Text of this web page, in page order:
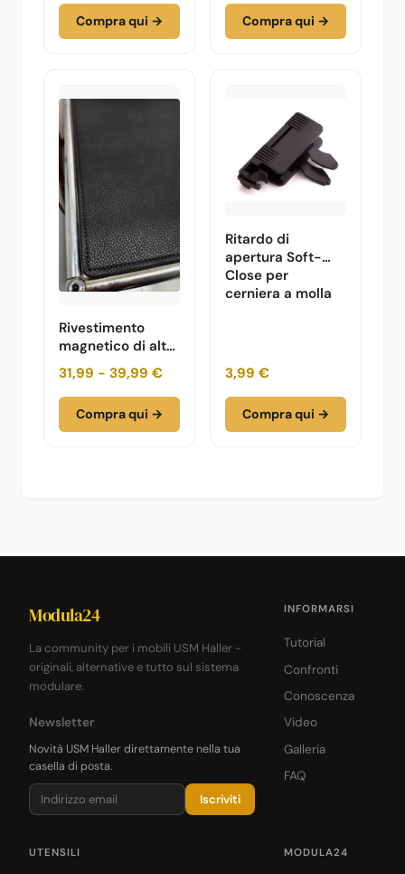
Compra qui → Compra qui →
Rivestimento
magnetico di alta
qualità in
similpelle
31,99 - 39,99 €
Compra qui →
Ritardo di
apertura Soft-
Close per
cerniera a molla
3,99 €
Compra qui →
Modula24
La community per i mobili USM Haller -
originali, alternative e tutto sul sistema
modulare.
Newsletter
Novità USM Haller direttamente nella tua
casella di posta.
Iscriviti
INFORMARSI
Tutorial
Confronti
Conoscenza
Video
Galleria
FAQ
UTENSILI MODULA24